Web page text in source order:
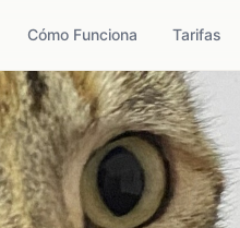
Cómo Funciona Tarifas